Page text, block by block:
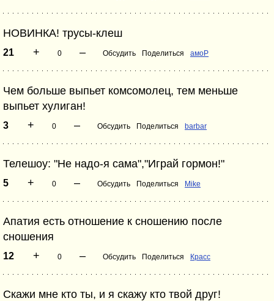
НОВИНКА! трусы-клеш
21 + 0 – Обсудить Поделиться амоР
Чем больше выпьет комсомолец, тем меньше
выпьет хулиган!
3 + 0 – Обсудить Поделиться barbar
Телешоу: "Не надо-я сама","Играй гормон!"
5 + 0 – Обсудить Поделиться Mike
Апатия есть отношение к сношению после
сношения
12 + 0 – Обсудить Поделиться Красс
Скажи мне кто ты, и я скажу кто твой друг!